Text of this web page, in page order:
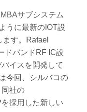
サブシステム
うに最新のIOT設
す。Rafael
ドバンドRF IC設
イスを開発して
今回、シルバコの
社の
採用した新しい